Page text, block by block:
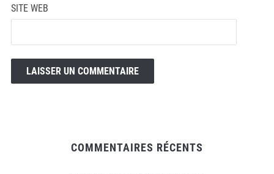
SITE WEB
COMMENTAIRES RÉCENTS